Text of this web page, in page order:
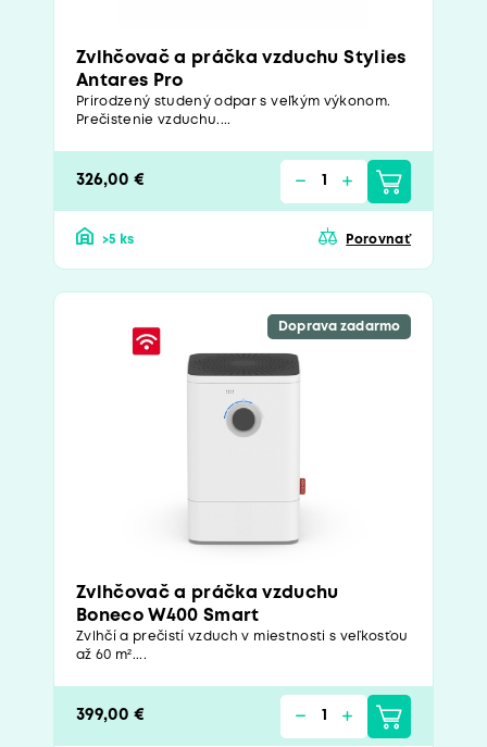
Zvlhčovač a práčka vzduchu Stylies
Antares Pro
Prirodzený studený odpar s veľkým výkonom.
Prečistenie vzduchu....
326,00 €
>5 ks Porovnať
Doprava zadarmo
Zvlhčovač a práčka vzduchu
Boneco W400 Smart
Zvlhčí a prečistí vzduch v miestnosti s veľkosťou
až 60 m²....
399,00 €